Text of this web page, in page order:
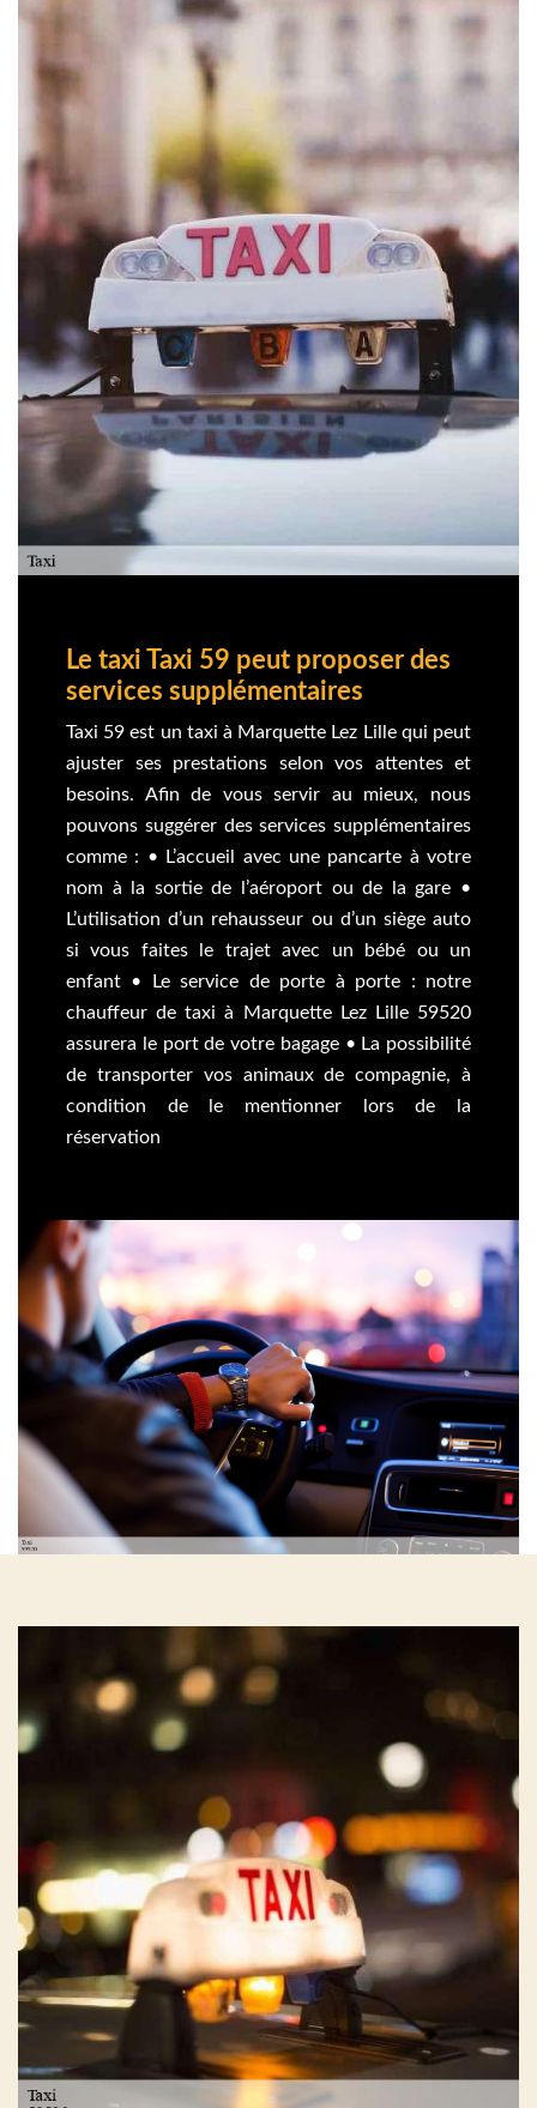
Le taxi Taxi 59 peut proposer des
services supplémentaires
Taxi 59 est un taxi à Marquette Lez Lille qui peut
ajuster ses prestations selon vos attentes et
besoins. Afin de vous servir au mieux, nous
pouvons suggérer des services supplémentaires
comme : • L’accueil avec une pancarte à votre
nom à la sortie de l’aéroport ou de la gare •
L’utilisation d’un rehausseur ou d’un siège auto
si vous faites le trajet avec un bébé ou un
enfant • Le service de porte à porte : notre
chauffeur de taxi à Marquette Lez Lille 59520
assurera le port de votre bagage • La possibilité
de transporter vos animaux de compagnie, à
condition de le mentionner lors de la
réservation